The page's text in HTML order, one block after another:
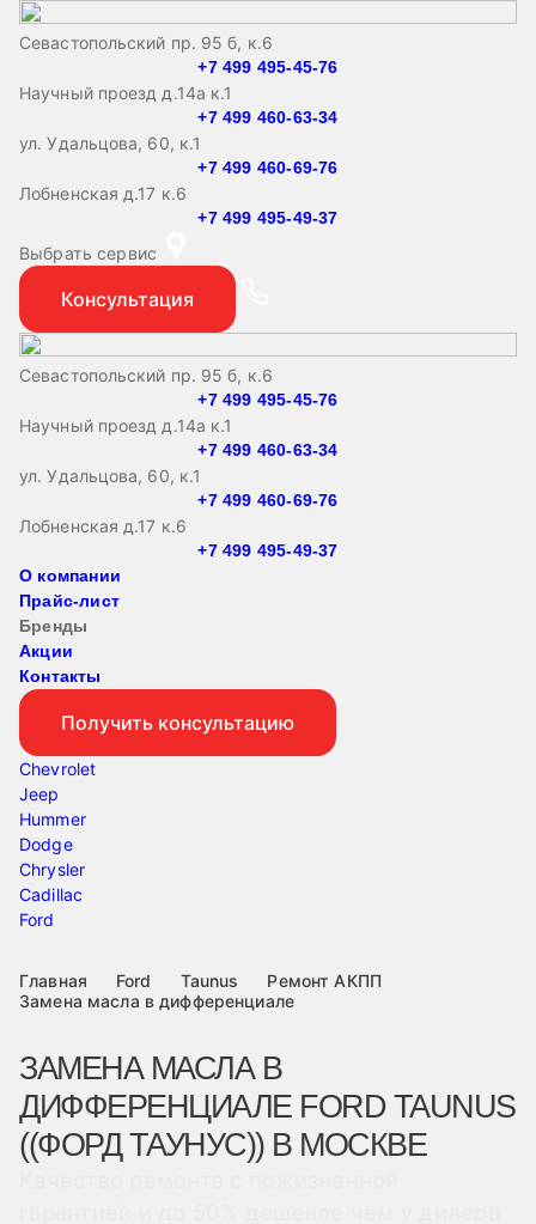
Севастопольский пр. 95 б, к.6
+7 499 495-45-76
Научный проезд д.14а к.1
+7 499 460-63-34
ул. Удальцова, 60, к.1
+7 499 460-69-76
Лобненская д.17 к.6
+7 499 495-49-37
Выбрать сервис
Консультация
Севастопольский пр. 95 б, к.6
+7 499 495-45-76
Научный проезд д.14а к.1
+7 499 460-63-34
ул. Удальцова, 60, к.1
+7 499 460-69-76
Лобненская д.17 к.6
+7 499 495-49-37
О компании
Прайс-лист
Бренды
Акции
Контакты
Получить консультацию
Chevrolet
Jeep
Hummer
Dodge
Chrysler
Cadillac
Ford
Главная Ford Taunus
Ремонт АКПП
Замена масла в дифференциале
ЗАМЕНА МАСЛА В
ДИФФЕРЕНЦИАЛЕ FORD TAUNUS
((ФОРД ТАУНУС)) В МОСКВЕ